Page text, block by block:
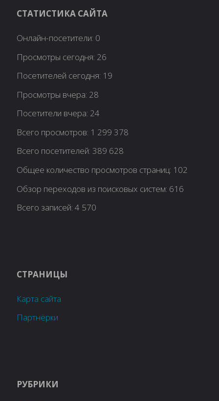
СТАТИСТИКА САЙТА
Онлайн-посетители: 0
Просмотры сегодня: 26
Посетителей сегодня: 19
Просмотры вчера: 28
Посетители вчера: 24
Всего просмотров: 1 299 378
Всего посетителей:389 628
Общее количество просмотров страниц: 102
Обзор переходов из поисковых систем: 616
Всего записей:4 570
СТРАНИЦЫ
Карта сайта
Партнёрки
РУБРИКИ